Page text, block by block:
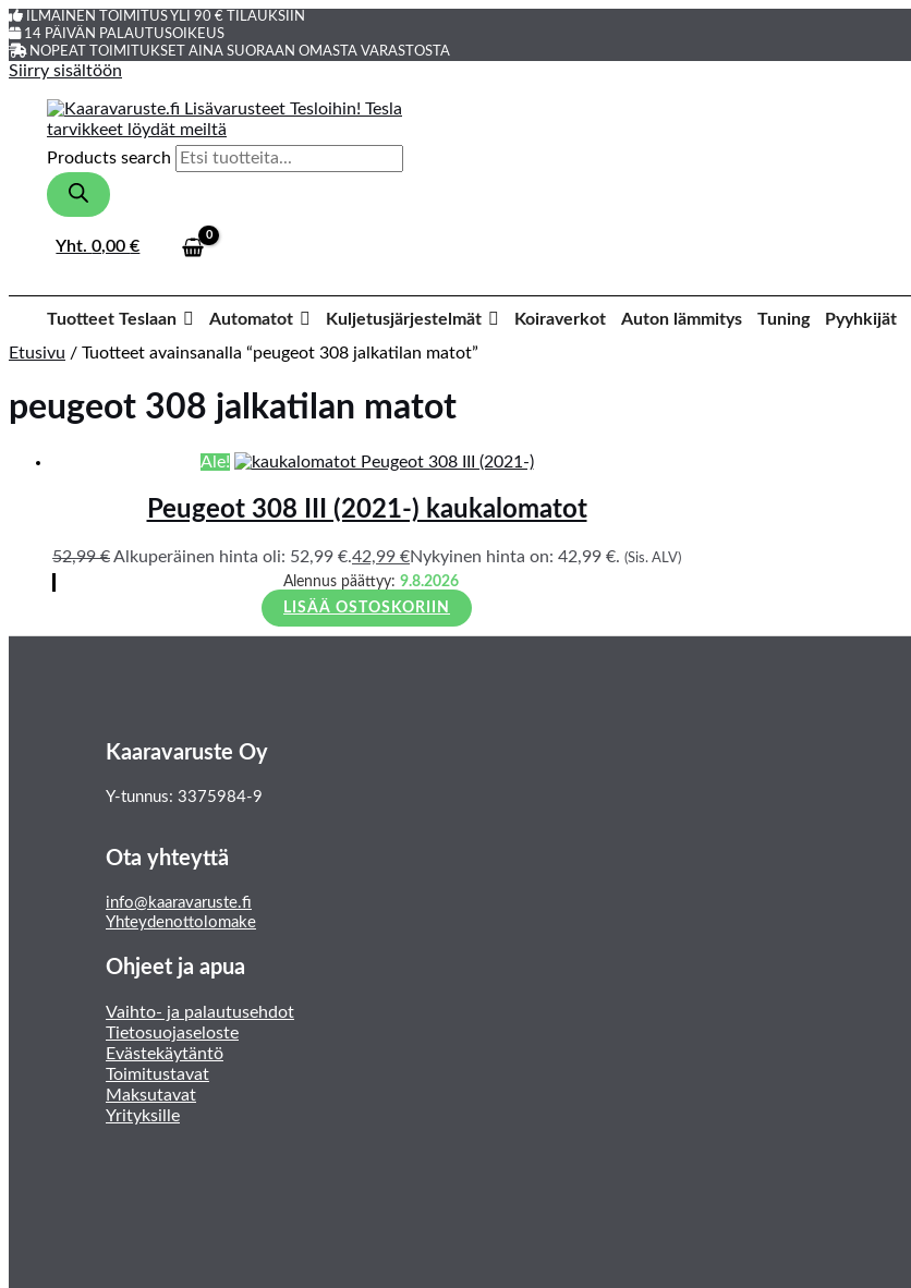
ILMAINEN TOIMITUS YLI 90 € TILAUKSIIN
14 PÄIVÄN PALAUTUSOIKEUS
NOPEAT TOIMITUKSET AINA SUORAAN OMASTA VARASTOSTA
Siirry sisältöön
Products search
Yht.0,00€
Tuotteet Teslaan Automatot Kuljetusjärjestelmät Koiraverkot Auton lämmitys Tuning Pyyhkijät
Etusivu / Tuotteet avainsanalla “peugeot 308 jalkatilan matot”
peugeot 308 jalkatilan matot
Ale!
Peugeot 308 III (2021-) kaukalomatot
52,99€Alkuperäinen hinta oli: 52,99 €.42,99 €Nykyinen hinta on: 42,99 €. (Sis. ALV)
Alennus päättyy: 9.8.2026
LISÄÄ OSTOSKORIIN
Kaaravaruste Oy
Y-tunnus: 3375984-9
Ota yhteyttä
info@kaaravaruste.fi
Yhteydenottolomake
Ohjeet ja apua
Vaihto- ja palautusehdot
Tietosuojaseloste
Evästekäytäntö
Toimitustavat
Maksutavat
Yrityksille